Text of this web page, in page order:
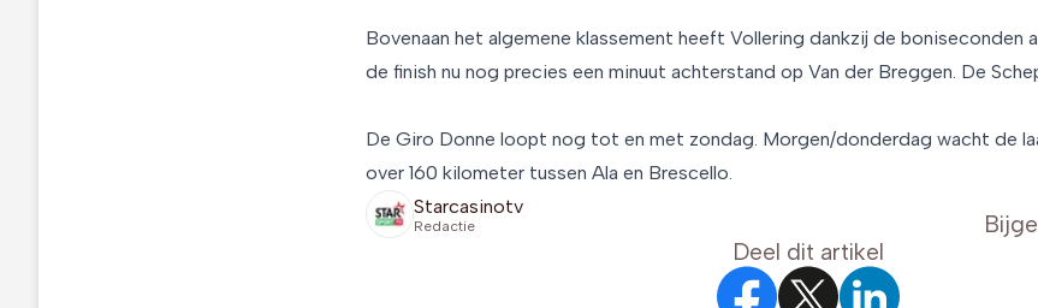
Bovenaan het algemene klassement heeft Vollering dankzij de boniseconden
de finish nu nog precies een minuut achterstand op Van der Breggen. De
De Giro Donne loopt nog tot en met zondag. Morgen/donderdag wacht de
over 160 kilometer tussen Ala en Brescello.
Starcasinotv
Redactie
Deel dit artikel